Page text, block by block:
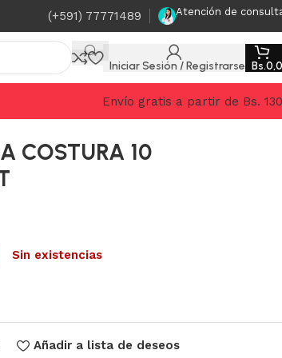
(+591) 77771489 Atención de
Iniciar Sesión / Registrarse Bs.
Envío gratis a partir de Bs.
COSTURA 10
Sin existencias
Añadir a lista de deseos